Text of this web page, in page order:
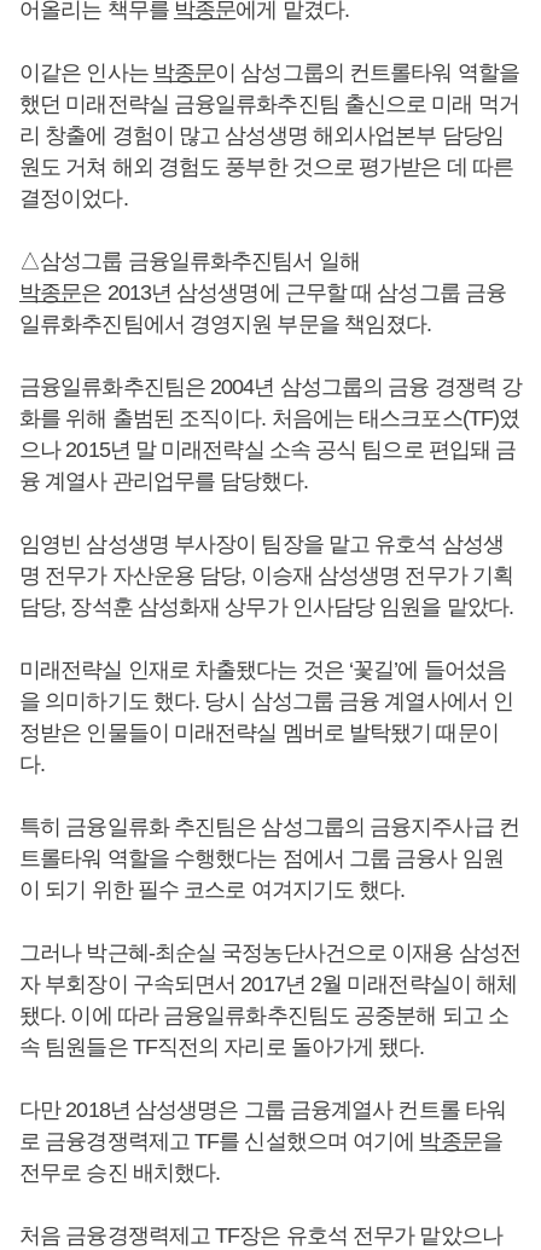
어올리는 책무를 박종문에게 맡겼다.
이같은 인사는 박종문이 삼성그룹의 컨트롤타워 역할을
했던 미래전략실 금융일류화추진팀 출신으로 미래 먹거
리 창출에 경험이 많고 삼성생명 해외사업본부 담당임
원도 거쳐 해외 경험도 풍부한 것으로 평가받은 데 따른
결정이었다.
△삼성그룹 금융일류화추진팀서 일해
박종문은 2013년 삼성생명에 근무할 때 삼성그룹 금융
일류화추진팀에서 경영지원 부문을 책임졌다.
금융일류화추진팀은 2004년 삼성그룹의 금융 경쟁력 강
화를 위해 출범된 조직이다. 처음에는 태스크포스(TF)였
으나 2015년 말 미래전략실 소속 공식 팀으로 편입돼 금
융 계열사 관리업무를 담당했다.
임영빈 삼성생명 부사장이 팀장을 맡고 유호석 삼성생
명 전무가 자산운용 담당, 이승재 삼성생명 전무가 기획
담당, 장석훈 삼성화재 상무가 인사담당 임원을 맡았다.
미래전략실 인재로 차출됐다는 것은 ‘꽃길’에 들어섰음
을 의미하기도 했다. 당시 삼성그룹 금융 계열사에서 인
정받은 인물들이 미래전략실 멤버로 발탁됐기 때문이
다.
특히 금융일류화 추진팀은 삼성그룹의 금융지주사급 컨
트롤타워 역할을 수행했다는 점에서 그룹 금융사 임원
이 되기 위한 필수 코스로 여겨지기도 했다.
그러나 박근혜-최순실 국정농단사건으로 이재용 삼성전
자 부회장이 구속되면서 2017년 2월 미래전략실이 해체
됐다. 이에 따라 금융일류화추진팀도 공중분해 되고 소
속 팀원들은 TF직전의 자리로 돌아가게 됐다.
다만 2018년 삼성생명은 그룹 금융계열사 컨트롤 타워
로 금융경쟁력제고 TF를 신설했으며 여기에 박종문을
전무로 승진 배치했다.
처음 금융경쟁력제고 TF장은 유호석 전무가 맡았으나